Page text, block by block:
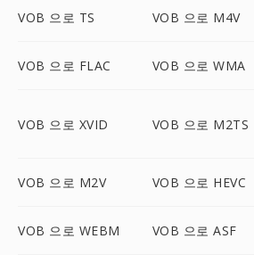
VOB 으로 TS VOB 으로 M4V
VOB 으로 FLAC VOB 으로 WMA
VOB 으로 XVID VOB 으로 M2TS
VOB 으로 M2V VOB 으로 HEVC
VOB 으로 WEBM VOB 으로 ASF